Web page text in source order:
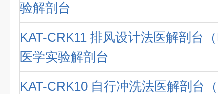
验解剖台
KAT-CRK11 排风设计法医解剖台
医学实验解剖台
KAT-CRK10 自行冲洗法医解剖台